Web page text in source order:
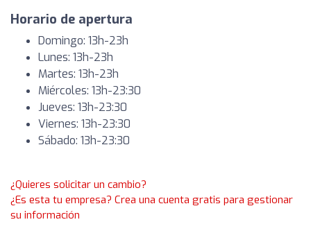
Horario de apertura
Domingo: 13h-23h
Lunes: 13h-23h
Martes: 13h-23h
Miércoles: 13h-23:30
Jueves: 13h-23:30
Viernes: 13h-23:30
Sábado: 13h-23:30
¿Quieres solicitar un cambio?
¿Es esta tu empresa? Crea una cuenta gratis para gestionar
su información